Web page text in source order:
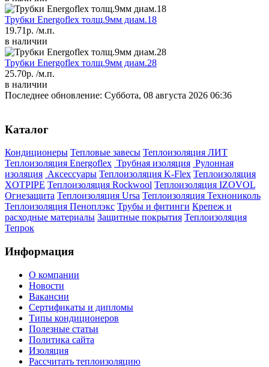
Трубки Energoflex толщ.9мм диам.18
19.71р. /м.п.
в наличии
Трубки Energoflex толщ.9мм диам.28
25.70р. /м.п.
в наличии
Последнее обновление: Суббота, 08 августа 2026 06:36
Каталог
Кондиционеры Тепловые завесы Теплоизоляция ЛИТ
Теплоизоляция Energoflex Трубная изоляция Рулонная
изоляция Аксессуары Теплоизоляция K-Flex Теплоизоляция
XOTPIPE Теплоизоляция Rockwool Теплоизоляция IZOVOL
Огнезащита Теплоизоляция Ursa Теплоизоляция Технониколь
Теплоизоляция Пеноплэкс Трубы и фитинги Крепеж и
расходные материалы Защитные покрытия Теплоизоляция
Тепрок
Информация
О компании
Новости
Вакансии
Сертификаты и дипломы
Типы кондиционеров
Полезные статьи
Политика сайта
Изоляция
Рассчитать теплоизоляцию